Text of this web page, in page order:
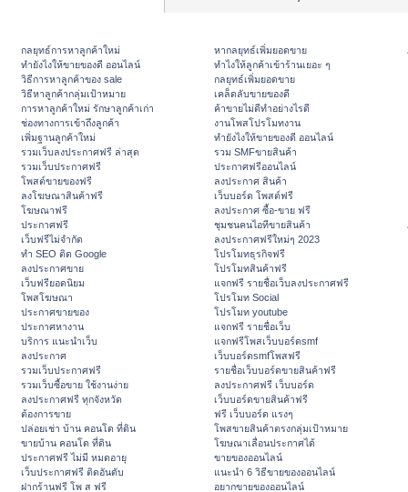
กลยุทธ์การหาลูกค้าใหม่
ทํายังไงให้ขายของดี ออนไลน์
วิธีการหาลูกค้าของ sale
วิธีหาลูกค้ากลุ่มเป้าหมาย
การหาลูกค้าใหม่ รักษาลูกค้าเก่า
ช่องทางการเข้าถึงลูกค้า
เพิ่มฐานลูกค้าใหม่
รวมเว็บลงประกาศฟรี ล่าสุด
รวมเว็บประกาศฟรี
โพสต์ขายของฟรี
ลงโฆษณาสินค้าฟรี
โฆษณาฟรี
ประกาศฟรี
เว็บฟรีไม่จำกัด
ทำ SEO ติด Google
ลงประกาศขาย
เว็บฟรียอดนิยม
โพสโฆษณา
ประกาศขายของ
ประกาศหางาน
บริการ แนะนำเว็บ
ลงประกาศ
รวมเว็บประกาศฟรี
รวมเว็บซื้อขาย ใช้งานง่าย
ลงประกาศฟรี ทุกจังหวัด
ต้องการขาย
ปล่อยเช่า บ้าน คอนโด ที่ดิน
ขายบ้าน คอนโด ที่ดิน
ประกาศฟรี ไม่มี หมดอายุ
เว็บประกาศฟรี ติดอันดับ
ฝากร้านฟรี โพ ส ฟรี
หากลยุทธ์เพิ่มยอดขาย
ทําไงให้ลูกค้าเข้าร้านเยอะ ๆ
กลยุทธ์เพิ่มยอดขาย
เคล็ดลับขายของดี
ค้าขายไม่ดีทำอย่างไรดี
งานโพสโปรโมทงาน
ทํายังไงให้ขายของดี ออนไลน์
รวม SMFขายสินค้า
ประกาศฟรีออนไลน์
ลงประกาศ สินค้า
เว็บบอร์ด โพสต์ฟรี
ลงประกาศ ซื้อ-ขาย ฟรี
ชุมชนคนไอทีขายสินค้า
ลงประกาศฟรีใหม่ๆ 2023
โปรโมทธุรกิจฟรี
โปรโมทสินค้าฟรี
แจกฟรี รายชื่อเว็บลงประกาศฟรี
โปรโมท Social
โปรโมท youtube
แจกฟรี รายชื่อเว็บ
แจกฟรีโพสเว็บบอร์ดsmf
เว็บบอร์ดsmfโพสฟรี
รายชื่อเว็บบอร์ดขายสินค้าฟรี
ลงประกาศฟรี เว็บบอร์ด
เว็บบอร์ดขายสินค้าฟรี
ฟรี เว็บบอร์ด แรงๆ
โพสขายสินค้าตรงกลุ่มเป้าหมาย
โฆษณาเลื่อนประกาศได้
ขายของออนไลน์
แนะนำ 6 วิธีขายของออนไลน์
อยากขายของออนไลน์